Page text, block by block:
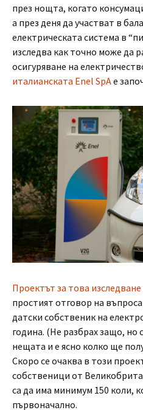
през нощта, когато
а през деня да участват в
електрическата система в
изследва как точно може да
осигуряване на
италианската Enel SpAе
Проектът за това изследване
простият отговор на
датски собственик на
година. (Не разбрах защо, но
нещата и е ясно колко ще
Скоро се очаква в този
собственици от
са да има минимум 150 коли,
първоначално.